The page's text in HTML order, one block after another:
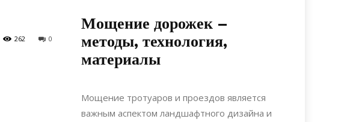
0
262
Мощение дорожек –
методы, технология,
материалы
22.05.2022
Мощение тротуаров и проездов является
важным аспектом ландшафтного дизайна и